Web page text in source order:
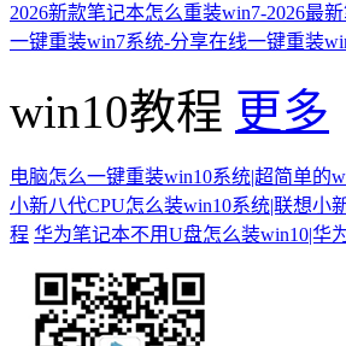
2026新款笔记本怎么重装win7-2026最
一键重装win7系统-分享在线一键重装
win10教程 更多
电脑怎么一键重装win10系统|超简单的
小新八代CPU怎么装win10系统|联想小
程 华为笔记本不用U盘怎么装win10|华